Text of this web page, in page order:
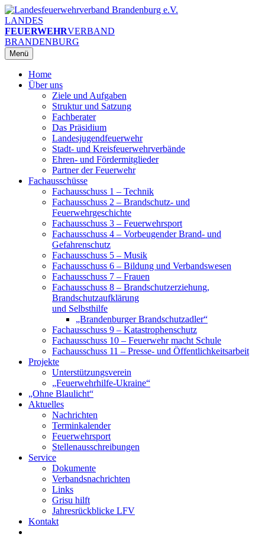
Zum
Inhalt
springen
LANDES
FEUERWEHRVERBAND
BRANDENBURG
Menü
Home
Über uns
Ziele und Aufgaben
Struktur und Satzung
Fachberater
Das Präsidium
Landesjugendfeuerwehr
Stadt- und Kreisfeuerwehrverbände
Ehren- und Fördermitglieder
Partner der Feuerwehr
Fachausschüsse
Fachausschuss 1 – Technik
Fachausschuss 2 – Brandschutz- und
Feuerwehrgeschichte
Fachausschuss 3 – Feuerwehrsport
Fachausschuss 4 – Vorbeugender Brand- und
Gefahrenschutz
Fachausschuss 5 – Musik
Fachausschuss 6 – Bildung und Verbandswesen
Fachausschuss 7 – Frauen
Fachausschuss 8 – Brandschutzerziehung,
Brandschutzaufklärung
und Selbsthilfe
„Brandenburger Brandschutzadler“
Fachausschuss 9 – Katastrophenschutz
Fachausschuss 10 – Feuerwehr macht Schule
Fachausschuss 11 – Presse- und Öffentlichkeitsarbeit
Projekte
Unterstützungsverein
„Feuerwehrhilfe-Ukraine“
„Ohne Blaulicht“
Aktuelles
Nachrichten
Terminkalender
Feuerwehrsport
Stellenausschreibungen
Service
Dokumente
Verbandsnachrichten
Links
Grisu hilft
Jahresrückblicke LFV
Kontakt